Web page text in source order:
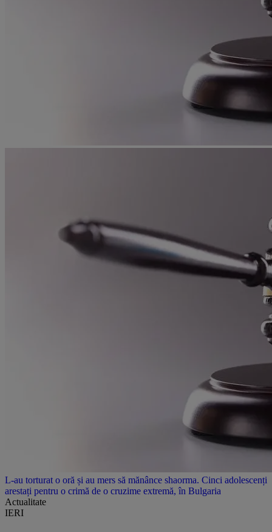
L-au torturat o oră și au mers să mănânce shaorma. Cinci adolescenți
arestați pentru o crimă de o cruzime extremă, în Bulgaria
Actualitate
IERI